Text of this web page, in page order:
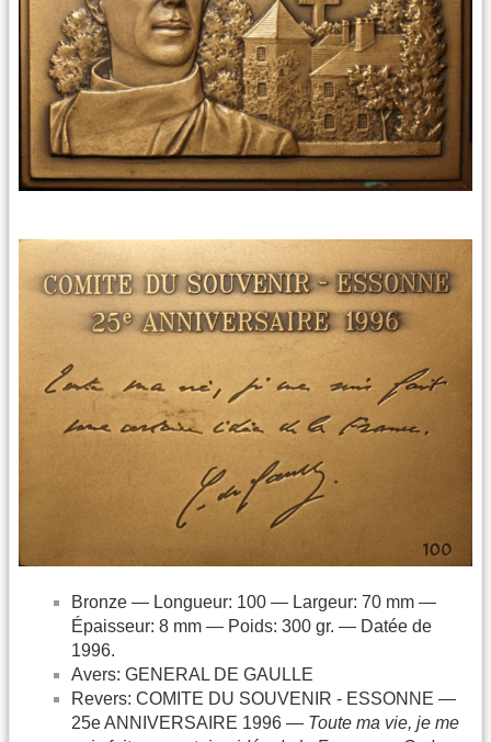
Bronze — Longueur: 100 — Largeur: 70 mm —
Épaisseur: 8 mm — Poids: 300 gr. — Datée de
1996.
Avers: GENERAL DE GAULLE
Revers: COMITE DU SOUVENIR - ESSONNE —
25e ANNIVERSAIRE 1996 — Toute ma vie, je me